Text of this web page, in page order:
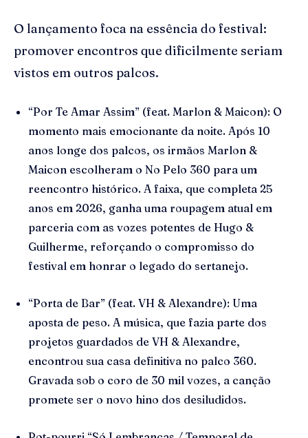
O lançamento foca na essência do festival:
promover encontros que dificilmente seriam
vistos em outros palcos.
“Por Te Amar Assim” (feat. Marlon & Maicon): O
momento mais emocionante da noite. Após 10
anos longe dos palcos, os irmãos Marlon &
Maicon escolheram o No Pelo 360 para um
reencontro histórico. A faixa, que completa 25
anos em 2026, ganha uma roupagem atual em
parceria com as vozes potentes de Hugo &
Guilherme, reforçando o compromisso do
festival em honrar o legado do sertanejo.
“Porta de Bar” (feat. VH & Alexandre): Uma
aposta de peso. A música, que fazia parte dos
projetos guardados de VH & Alexandre,
encontrou sua casa definitiva no palco 360.
Gravada sob o coro de 30 mil vozes, a canção
promete ser o novo hino dos desiludidos.